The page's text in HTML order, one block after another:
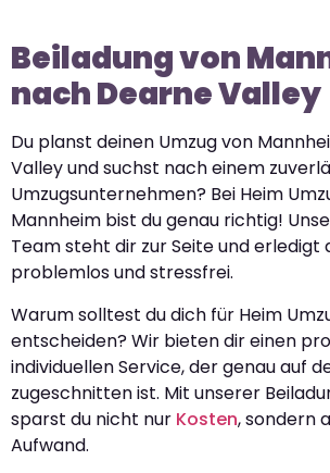
Beiladung von
nach Dearne Valley
Du planst deinen Umzug von
Valley und suchst nach einem
Umzugsunternehmen? Bei Heim
Mannheim bist du genau richtig!
Team steht dir zur Seite und erledigt
problemlos und stressfrei.
Warum solltest du dich für Heim
entscheiden? Wir bieten dir einen
individuellen Service, der genau auf
zugeschnitten ist. Mit unserer
sparst du nicht nur Kosten, sondern
Aufwand.